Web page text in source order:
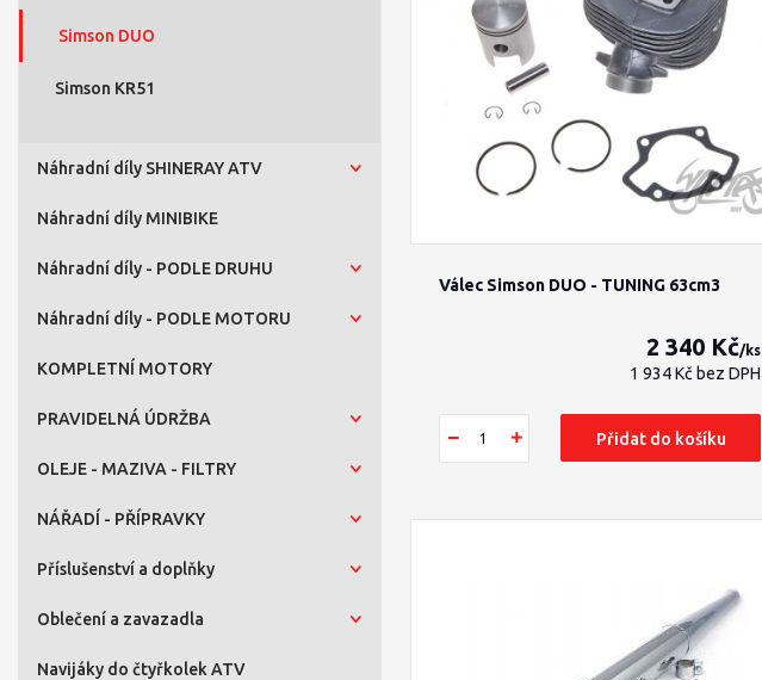
Simson DUO
Simson KR51
Náhradní díly SHINERAY ATV
Náhradní díly MINIBIKE
Náhradní díly - PODLE DRUHU
Náhradní díly - PODLE MOTORU
KOMPLETNÍ MOTORY
PRAVIDELNÁ ÚDRŽBA
OLEJE - MAZIVA - FILTRY
NÁŘADÍ - PŘÍPRAVKY
Příslušenství a doplňky
Oblečení a zavazadla
Navijáky do čtyřkolek ATV
Válec Simson DUO - TUNING 63cm3
2 340 Kč/ks
1 934 Kč bez DPH
Přidat do košíku